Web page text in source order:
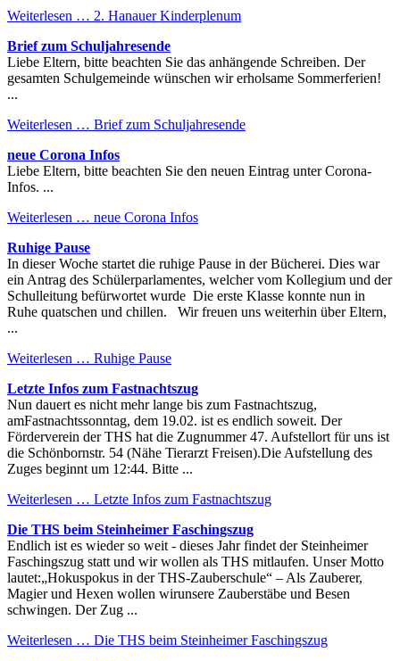
Weiterlesen … 2. Hanauer Kinderplenum
Brief zum Schuljahresende
Liebe Eltern, bitte beachten Sie das anhängende Schreiben. Der
gesamten Schulgemeinde wünschen wir erholsame Sommerferien!
...
Weiterlesen … Brief zum Schuljahresende
neue Corona Infos
Liebe Eltern, bitte beachten Sie den neuen Eintrag unter Corona-
Infos. ...
Weiterlesen … neue Corona Infos
Ruhige Pause
In dieser Woche startet die ruhige Pause in der Bücherei. Dies war
ein Antrag des Schülerparlamentes, welcher vom Kollegium und der
Schulleitung befürwortet wurde Die erste Klasse konnte nun in
Ruhe quatschen und chillen. Wir freuen uns weiterhin über Eltern,
...
Weiterlesen … Ruhige Pause
Letzte Infos zum Fastnachtszug
Nun dauert es nicht mehr lange bis zum Fastnachtszug,
amFastnachtssonntag, dem 19.02. ist es endlich soweit. Der
Förderverein der THS hat die Zugnummer 47. Aufstellort für uns ist
die Schönbornstr. 54 (Nähe Tierarzt Freisen).Die Aufstellung des
Zuges beginnt um 12:44. Bitte ...
Weiterlesen … Letzte Infos zum Fastnachtszug
Die THS beim Steinheimer Faschingszug
Endlich ist es wieder so weit - dieses Jahr findet der Steinheimer
Faschingszug statt und wir wollen als THS mitlaufen. Unser Motto
lautet:„Hokuspokus in der THS-Zauberschule“ – Als Zauberer,
Magier und Hexen wollen wirunsere Zauberstäbe und Besen
schwingen. Der Zug ...
Weiterlesen … Die THS beim Steinheimer Faschingszug